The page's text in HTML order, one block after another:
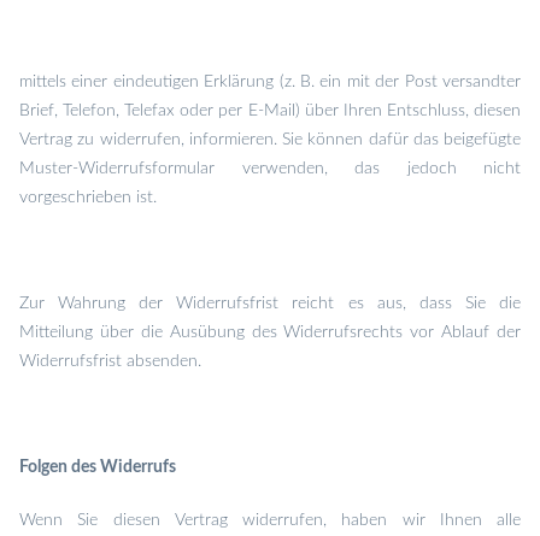
mittels einer eindeutigen Erklärung (z. B. ein mit der Post versandter
Brief, Telefon, Telefax oder per E-Mail) über Ihren Entschluss, diesen
Vertrag zu widerrufen, informieren. Sie können dafür das beigefügte
Muster-Widerrufsformular verwenden, das jedoch nicht
vorgeschrieben ist.
Zur Wahrung der Widerrufsfrist reicht es aus, dass Sie die
Mitteilung über die Ausübung des Widerrufsrechts vor Ablauf der
Widerrufsfrist absenden.
Folgen des Widerrufs
Wenn Sie diesen Vertrag widerrufen, haben wir Ihnen alle